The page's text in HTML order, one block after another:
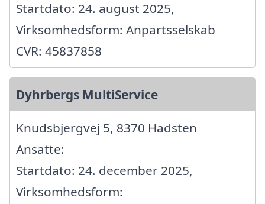
Startdato: 24. august 2025,
Virksomhedsform: Anpartsselskab
CVR: 45837858
Dyhrbergs MultiService
Knudsbjergvej 5, 8370 Hadsten
Ansatte:
Startdato: 24. december 2025,
Virksomhedsform: